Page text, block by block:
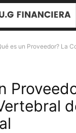
es un Proveedor? La